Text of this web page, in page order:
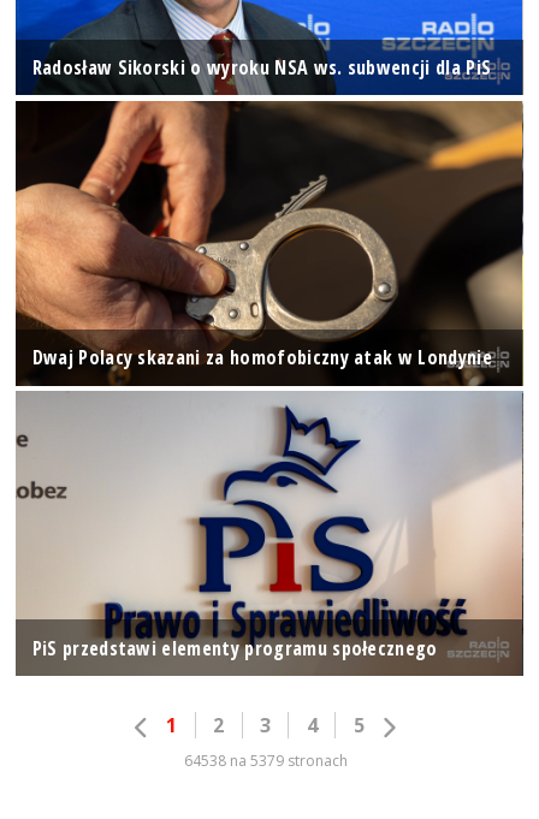
Radosław Sikorski o wyroku NSA ws. subwencji dla PiS
Dwaj Polacy skazani za homofobiczny atak w Londynie
PiS przedstawi elementy programu społecznego
1 2 3 4 5
64538 na 5379 stronach